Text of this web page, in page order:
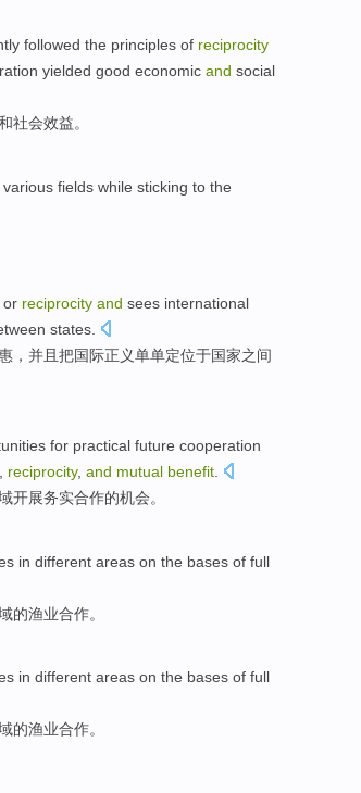
followed the principles of reciprocity
yielded good economic and social
社会效益。
various fields while sticking to the
or reciprocity and sees international
states
， 并且 把国际正义单单定位于国家之间
for practical future cooperation
reciprocity, and mutual benefit
开展务实合作的机会。
in different areas on the bases of full
的渔业合作。
in different areas on the bases of full
的渔业合作。